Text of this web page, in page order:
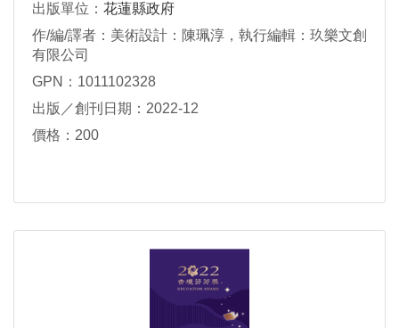
出版單位： 花蓮縣政府
作/編/譯者：美術設計：陳珮淳，執行編輯：玖樂文創
有限公司
GPN：1011102328
出版／創刊日期：2022-12
價格：200